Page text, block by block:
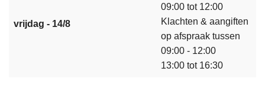
vrijdag - 14/8
09:00 tot 12:00
Klachten & aangiften
op afspraak tussen
09:00 - 12:00
13:00 tot 16:30